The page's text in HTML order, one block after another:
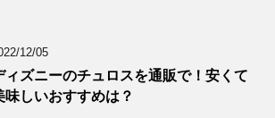
12/05
ィズニーのチュロスを通販で！安くて
味しいおすすめは？